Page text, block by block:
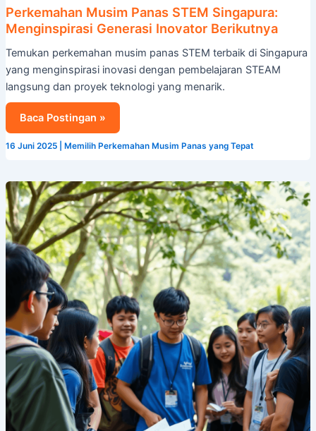
Perkemahan Musim Panas STEM Singapura:
Menginspirasi Generasi Inovator Berikutnya
Temukan perkemahan musim panas STEM terbaik di Singapura
yang menginspirasi inovasi dengan pembelajaran STEAM
langsung dan proyek teknologi yang menarik.
Baca Postingan »
16 Juni 2025 Memilih Perkemahan Musim Panas yang Tepat
Kamp
Musim
Panas
Pengembangan
Kepemimpinan
di
Singapura:
Sebuah
Perubahan
Besar
bagi
Pemimpin
Muda